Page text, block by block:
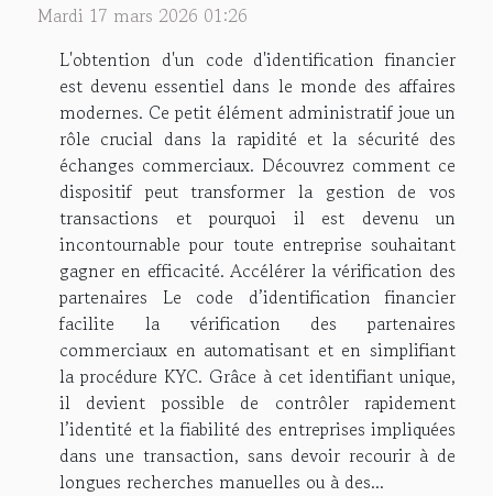
Mardi 17 mars 2026 01:26
L'obtention d'un code d'identification financier
est devenu essentiel dans le monde des affaires
modernes. Ce petit élément administratif joue un
rôle crucial dans la rapidité et la sécurité des
échanges commerciaux. Découvrez comment ce
dispositif peut transformer la gestion de vos
transactions et pourquoi il est devenu un
incontournable pour toute entreprise souhaitant
gagner en efficacité. Accélérer la vérification des
partenaires Le code d’identification financier
facilite la vérification des partenaires
commerciaux en automatisant et en simplifiant
la procédure KYC. Grâce à cet identifiant unique,
il devient possible de contrôler rapidement
l’identité et la fiabilité des entreprises impliquées
dans une transaction, sans devoir recourir à de
longues recherches manuelles ou à des...